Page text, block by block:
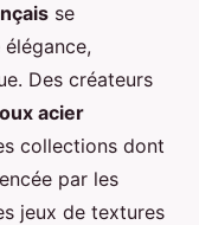
se
Des créateurs
acier
collections dont
par les
jeux de textures